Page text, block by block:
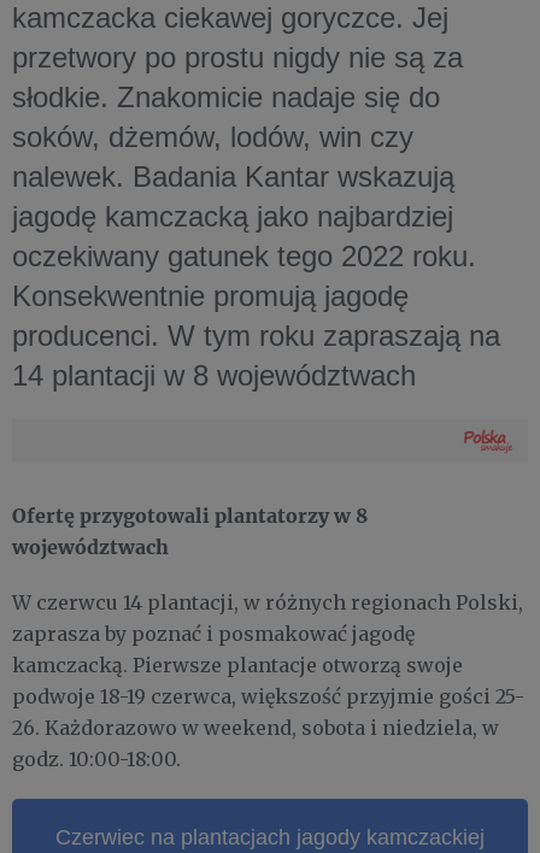
kamczacka ciekawej goryczce. Jej
przetwory po prostu nigdy nie są za
słodkie. Znakomicie nadaje się do
soków, dżemów, lodów, win czy
nalewek. Badania Kantar wskazują
jagodę kamczacką jako najbardziej
oczekiwany gatunek tego 2022 roku.
Konsekwentnie promują jagodę
producenci. W tym roku zapraszają na
14 plantacji w 8 województwach
Ofertę przygotowali plantatorzy w 8
województwach
W czerwcu 14 plantacji, w różnych regionach Polski,
zaprasza by poznać i posmakować jagodę
kamczacką. Pierwsze plantacje otworzą swoje
podwoje 18-19 czerwca, większość przyjmie gości 25-
26. Każdorazowo w weekend, sobota i niedziela, w
godz. 10:00-18:00.
Czerwiec na plantacjach jagody kamczackiej